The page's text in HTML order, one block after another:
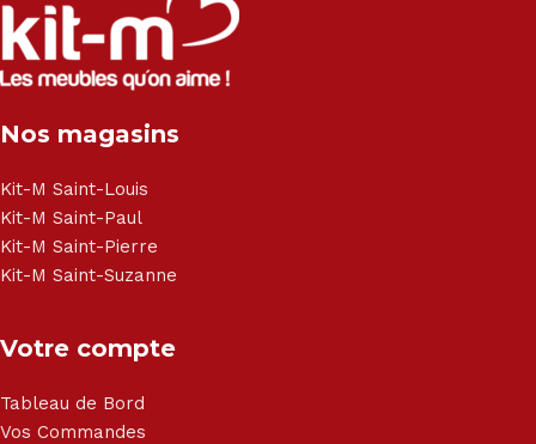
Canapé lit - Cuisine sur-mesure - Fauteuil - Armoire - Table
et chaise - Meuble de salle de bain - Literie - Lit - Bureau -
Électroménager - Télévision led - Réfrigérateur -
- Matelas - Hifi Hitachi, LG, Sharp, Philips, Bosh, Moulinex,
Haier, Sony, Cecotec, Westpoint, Dyson.
Nos magasins
Kit-M Saint-Louis
Kit-M Saint-Paul
Kit-M Saint-Pierre
Kit-M Saint-Suzanne
Votre compte
Tableau de Bord
Vos Commandes